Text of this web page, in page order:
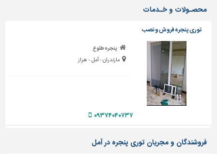
پنجره
ساختمانی
پله،
نرده
و
حفاظ
دیوارپوش،
سرویس
محصـولات و خـدمات
توری پنجره فروش و نصب
پنجره طلوع
مازندران - آمل - هراز
۰۹۳۷۴۰۴۰۷۳۷
فروشندگان و مجریان توری پنجره در آمل